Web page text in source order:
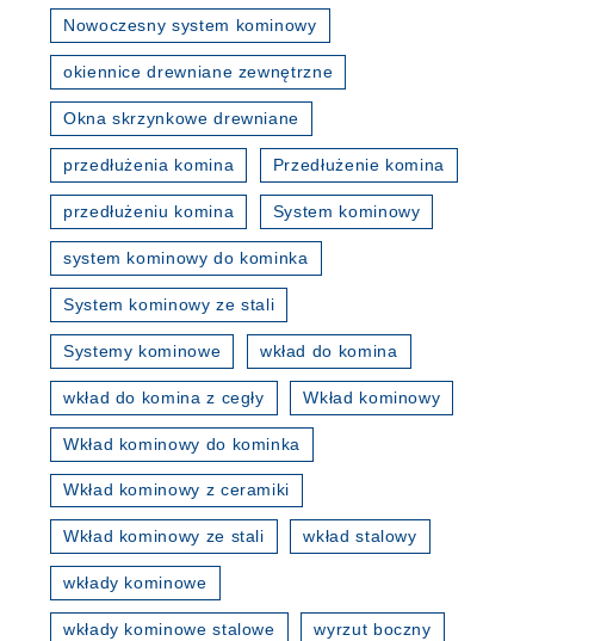
Nowoczesny system kominowy
okiennice drewniane zewnętrzne
Okna skrzynkowe drewniane
przedłużenia komina Przedłużenie komina
przedłużeniu komina System kominowy
system kominowy do kominka
System kominowy ze stali
Systemy kominowe wkład do komina
wkład do komina z cegły Wkład kominowy
Wkład kominowy do kominka
Wkład kominowy z ceramiki
Wkład kominowy ze stali wkład stalowy
wkłady kominowe
wkłady kominowe stalowe wyrzut boczny